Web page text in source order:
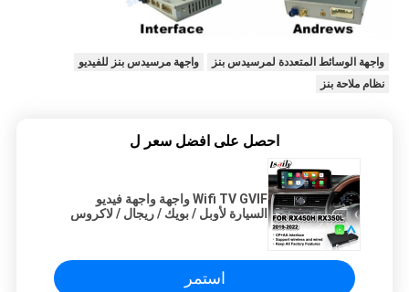
واجهة الوسائط المتعددة لمرسيدس بنز
واجهة مرسيدس بنز للفيديو
نظام ملاحة بنز
احصل على افضل سعر ل
Wifi TV GVIF واجهة واجهة فيديو
السيارة لأوبل / بويك / ريجال / لاكروس
استمر